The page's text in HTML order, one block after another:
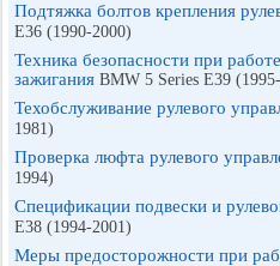
Подтяжка болтов крепления
E36 (1990-2000)
Техника безопасности при
зажигания BMW 5 Series E39
Техобслуживание рулевого
1981)
Проверка люфта рулевого
1994)
Спецификации подвески и
E38 (1994-2001)
Меры предосторожности при